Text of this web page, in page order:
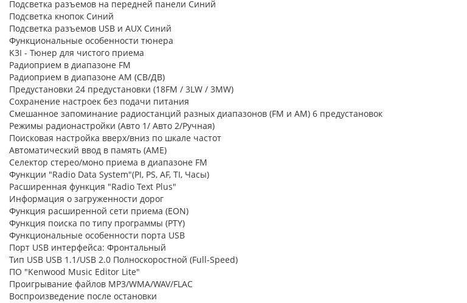
Подсветка разъемов на передней панели Синий
Подсветка кнопок Синий
Подсветка разъемов USB и AUX Синий
Функциональные особенности тюнера
K3I - Тюнер для чистого приема
Радиоприем в диапазоне FМ
Радиоприем в диапазоне АМ (СВ/ДВ)
Предустановки 24 предустановки (18FM / 3LW / 3MW)
Сохранение настроек без подачи питания
Смешанное запоминание радиостанций разных диапазонов (FM и AM) 6 предустановок
Режимы радионастройки (Авто 1/ Авто 2/Ручная)
Поисковая настройка вверх/вниз по шкале частот
Автоматический ввод в память (АМЕ)
Селектор стерео/моно приема в диапазоне FM
Функции "Radio Data System"(PI, PS, AF, TI, Часы)
Расширенная функция "Radio Text Plus"
Информация о загруженности дорог
Функция расширенной сети приема (EON)
Функция поиска по типу программы (PTY)
Функциональные особенности порта USB
Порт USB интерфейса: Фронтальный
Тип USB USB 1.1/USB 2.0 Полноскоростной (Full-Speed)
ПО "Kenwood Music Editor Lite"
Проигрывание файлов MP3/WMA/WAV/FLAC
Воспроизведение после остановки